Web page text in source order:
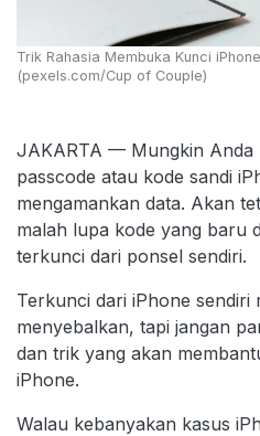
Trik Rahasia Membuka Kunci
(pexels.com/Cup of Couple)
JAKARTA — Mungkin Anda
passcode atau kode sandi
mengamankan data. Akan
malah lupa kode yang baru
terkunci dari ponsel sendiri.
Terkunci dari iPhone sendiri
menyebalkan, tapi jangan
dan trik yang akan
iPhone.
Walau kebanyakan kasus